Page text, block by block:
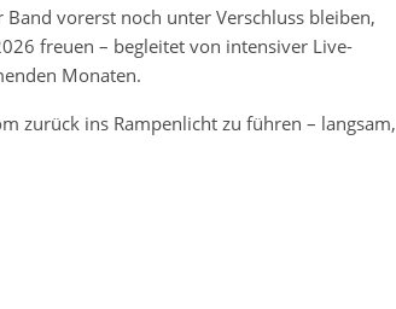
vorerst noch unter Verschluss bleiben,
freuen – begleitet von intensiver Live-
Monaten.
zurück ins Rampenlicht zu führen – langsam,